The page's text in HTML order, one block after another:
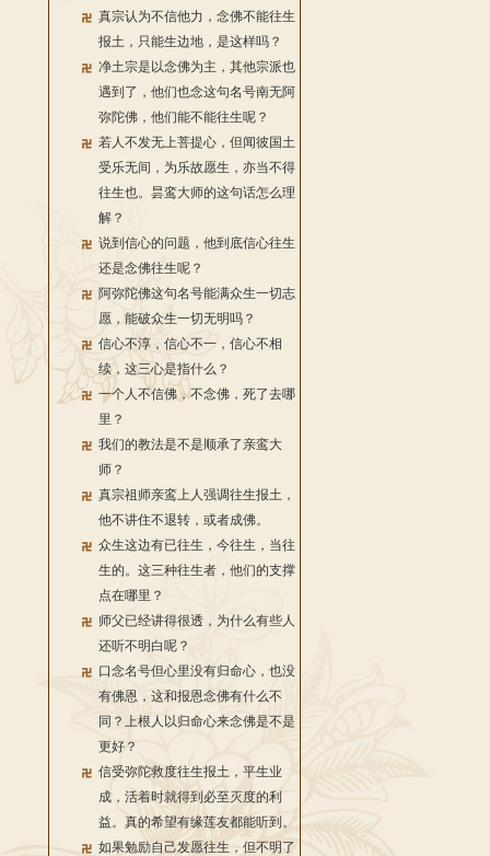
真宗认为不信他力，念佛不能往生
报土，只能生边地，是这样吗？
净土宗是以念佛为主，其他宗派也
遇到了，他们也念这句名号南无阿
弥陀佛，他们能不能往生呢？
若人不发无上菩提心，但闻彼国土
受乐无间，为乐故愿生，亦当不得
往生也。昙鸾大师的这句话怎么理
解？
说到信心的问题，他到底信心往生
还是念佛往生呢？
阿弥陀佛这句名号能满众生一切志
愿，能破众生一切无明吗？
信心不淳，信心不一，信心不相
续，这三心是指什么？
一个人不信佛，不念佛，死了去哪
里？
我们的教法是不是顺承了亲鸾大
师？
真宗祖师亲鸾上人强调往生报土，
他不讲住不退转，或者成佛。
众生这边有已往生，今往生，当往
生的。这三种往生者，他们的支撑
点在哪里？
师父已经讲得很透，为什么有些人
还听不明白呢？
口念名号但心里没有归命心，也没
有佛恩，这和报恩念佛有什么不
同？上根人以归命心来念佛是不是
更好？
信受弥陀救度往生报土，平生业
成，活着时就得到必至灭度的利
益。真的希望有缘莲友都能听到。
如果勉励自己发愿往生，但不明了